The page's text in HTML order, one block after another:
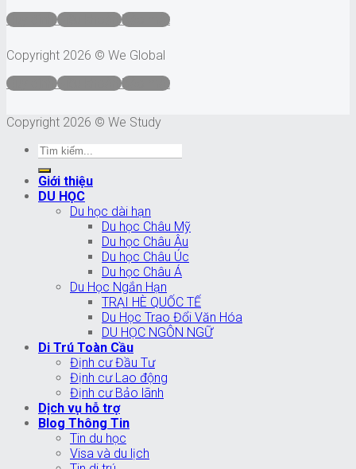
Quy định Điều khoản Bảo mật
Copyright 2026 © We Global
Quy định
Điều khoản Bảo mật
Copyright 2026 © We Study
Giới thiệu
DU HỌC
Du học dài hạn
Du học Châu Mỹ
Du học Châu Âu
Du học Châu Úc
Du học Châu Á
Du Học Ngắn Hạn
TRẠI HÈ QUỐC TẾ
Du Học Trao Đổi Văn Hóa
DU HỌC NGÔN NGỮ
Di Trú Toàn Cầu
Định cư Đầu Tư
Định cư Lao động
Định cư Bảo lãnh
Dịch vụ hỗ trợ
Blog Thông Tin
Tin du học
Visa và du lịch